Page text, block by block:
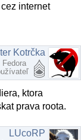
internet
Kotrčka
Fedora
ktora
prava roota.
LUcoRP